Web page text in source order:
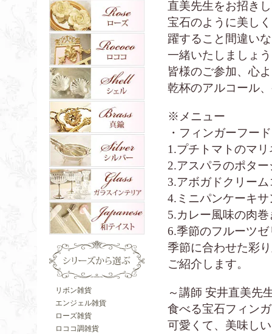
リボン雑貨
エンジェル雑貨
ローズ雑貨
ロココ調雑貨
直美先生をお招き
宝石のように美し
躍すること間違い
一緒いたしましょ
皆様のご参加、心
乾杯のアルコール
※メニュー
・フィンガーフード
1.プチトマトのマリ
2.アスパラのポター
3.アボガドクリー
4.ミニパンケーキサ
5.カレー風味の肉巻
6.季節のフルーツゼ
季節に合わせた彩
ご紹介します。
～講師 安井直美先
食べる宝石フィン
可愛くて、美味し